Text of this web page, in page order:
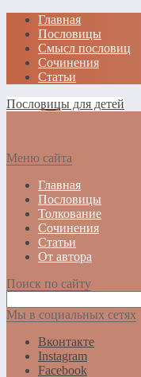
Главная
Пословицы
Смысл пословиц
Сочинения
Статьи
Пословицы для детей
Меню сайта
Главная
Пословицы
Толкование
Сочинения
Статьи
От автора
Поиск по сайту
Мы в социальных сетях
Вконтакте
Instagram
Facebook